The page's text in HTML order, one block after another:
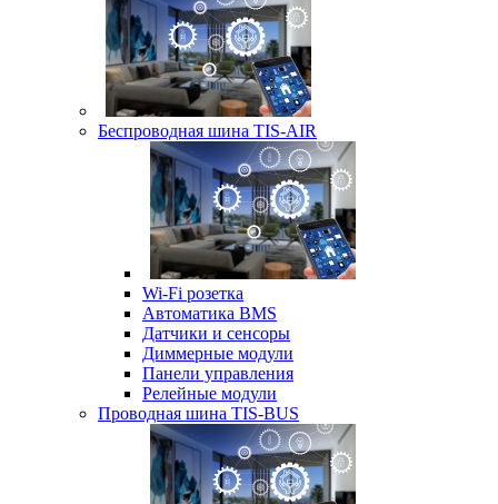
Беспроводная шина TIS-AIR
Wi-Fi розетка
Автоматика BMS
Датчики и сенсоры
Диммерные модули
Панели управления
Релейные модули
Проводная шина TIS-BUS